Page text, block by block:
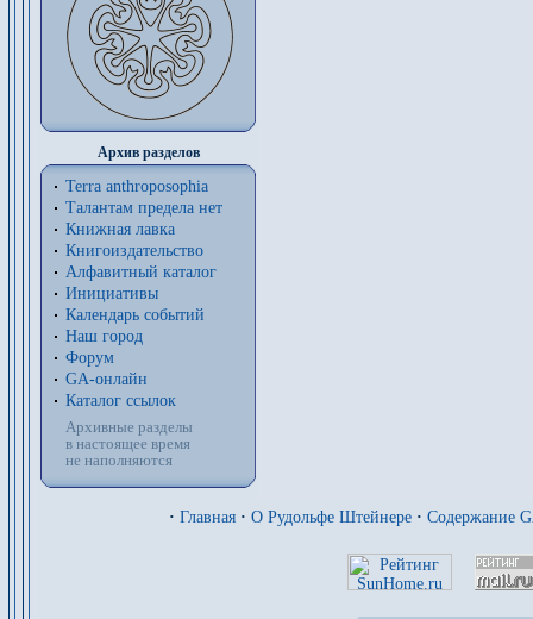
Архив разделов
Terra anthroposophia
Талантам предела нет
Книжная лавка
Книгоиздательство
Алфавитный каталог
Инициативы
Календарь событий
Наш город
Форум
GA-онлайн
Каталог ссылок
Архивные разделы
в настоящее время
не наполняются
· Главная · О Рудольфе Штейнере · Содержание